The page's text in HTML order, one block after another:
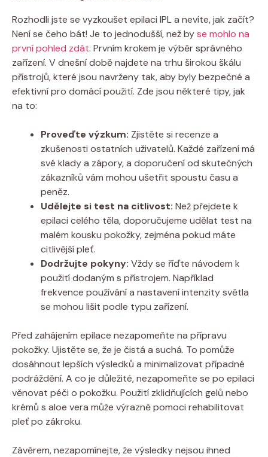
Rozhodli jste se vyzkoušet epilaci IPL a nevíte, jak začít?
Není se čeho bát! Je to jednodušší, než byse mohlo na
první pohled zdát. Prvním krokem je výběr správného
zařízení. V dnešní době najdete na trhu širokou škálu
přístrojů, které jsou navrženy tak, aby byly bezpečné a
efektivní pro domácí použití. Zde jsou některé tipy, jak
na to:
Proveďte výzkum: Zjistěte si recenze a
zkušenosti ostatních uživatelů. Každé zařízení má
své klady a zápory, a doporučení od skutečných
zákazníků vám mohou ušetřit spoustu času a
peněz.
Udělejte si test na citlivost: Než přejdete k
epilaci celého těla, doporučujeme udělat test na
malém kousku pokožky, zejména pokud máte
citlivější pleť.
Dodržujte pokyny: Vždy se říďte návodem k
použití dodaným s přístrojem. Například
frekvence používání a nastavení intenzity světla
se mohou lišit podle typu zařízení.
Před zahájením epilace nezapomeňte na přípravu
pokožky. Ujistěte se, že je čistá a suchá. To pomůže
dosáhnout lepších výsledků a minimalizovat případné
podráždění. A co je důležité, nezapomeňte se po epilaci
věnovat péči o pokožku. Použití zklidňujících gelů nebo
krémů s aloe vera může výrazně pomoci rehabilitovat
pleť po zákroku.
Závěrem, nezapomínejte, že výsledky nejsou ihned